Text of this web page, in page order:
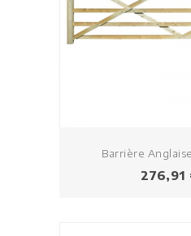
Barrière
Prezzo
276,91